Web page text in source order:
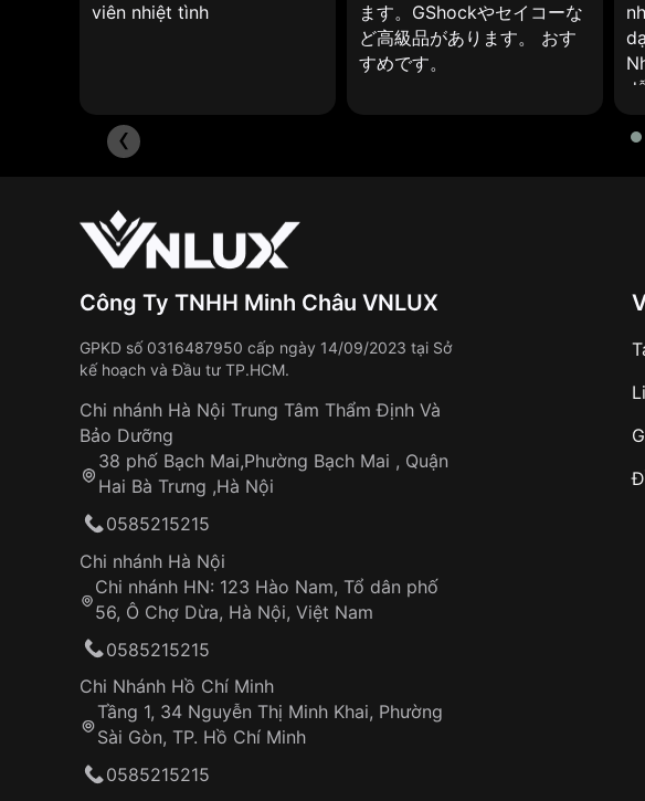
Vào thế kỷ 17, việc sản xuất Kính Khoáng được cải tiến
Kính Khoáng trở nên phổ biến hơn trong ngành chế tạo
Ưu và nhược điểm của đồng hồ kính khoáng
Đồng hồ kính khoáng
viên nhiệt tình
ます。GShockやセイコーな
ど高級品があります。 おす
すめです。
‹
Công Ty TNHH Minh Châu VNLUX
GPKD số 0316487950 cấp ngày 14/09/2023 tại Sở
kế hoạch và Đầu tư TP.HCM.
Chi nhánh Hà Nội Trung Tâm Thẩm Định Và
Bảo Dưỡng
38 phố Bạch Mai,Phường Bạch Mai , Quận
Hai Bà Trưng ,Hà Nội
0585215215
Chi nhánh Hà Nội
Chi nhánh HN: 123 Hào Nam, Tổ dân phố
56, Ô Chợ Dừa, Hà Nội, Việt Nam
0585215215
Chi Nhánh Hồ Chí Minh
Tầng 1, 34 Nguyễn Thị Minh Khai, Phường
Sài Gòn, TP. Hồ Chí Minh
0585215215